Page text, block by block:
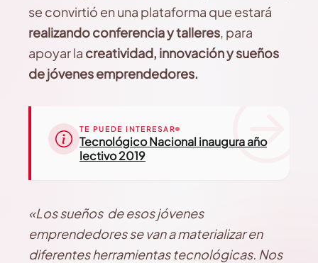
se convirtió en una plataforma que estará
realizando conferencia y talleres, para
apoyar la creatividad, innovación y sueños
de jóvenes emprendedores.
TE PUEDE INTERESAR
Tecnológico Nacional inaugura año
lectivo 2019
«Los sueños de esos jóvenes
emprendedores se van a materializar en
diferentes herramientas tecnológicas. Nos